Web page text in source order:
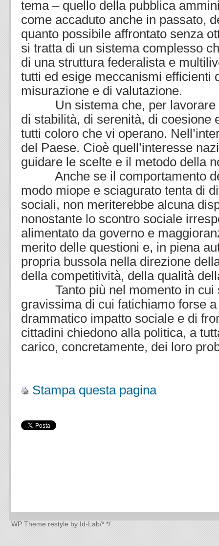
tema – quello della pubblica
come accaduto anche in passato,
quanto possibile affrontato senza
si tratta di un sistema complesso
di una struttura federalista e
tutti ed esige meccanismi efficienti
misurazione e di valutazione.
Un sistema che, per lavorare
di stabilità, di serenità, di coesione
tutti coloro che vi operano.
del Paese. Cioè quell’interesse
guidare le scelte e il metodo della
Anche se il comportamento
modo miope e sciagurato tenta di
sociali, non meriterebbe alcuna
nonostante lo scontro sociale
alimentato da governo e
merito delle questioni e, in piena
propria bussola nella direzione
della competitività, della qualità
Tanto più nel momento in cui
gravissima di cui fatichiamo forse
drammatico impatto sociale e di
cittadini chiedono alla politica, a
carico, concretamente, dei loro
Stampa questa pagina
WP Theme restyle by Id-Lab/* */